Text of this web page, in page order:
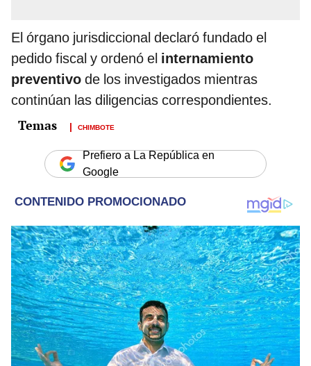
El órgano jurisdiccional declaró fundado el
pedido fiscal y ordenó el internamiento
preventivo de los investigados mientras
continúan las diligencias correspondientes.
CHIMBOTE
Prefiero a La República en
Google